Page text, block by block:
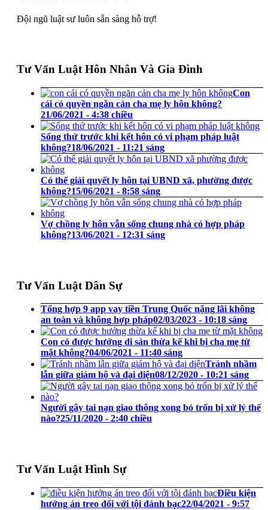
Đội ngũ luật sư luôn sẵn sàng hỗ trợ!
Tư Vấn Luật Hôn Nhân Và Gia Đình
Con
cái có quyền ngăn cản cha mẹ ly hôn không?
21/06/2021 - 4:38 chiều
Sống thử trước khi kết hôn có vi phạm pháp luật
không?18/06/2021 - 11:21 sáng
Có thể giải quyết ly hôn tại UBND xã, phường được
không?15/06/2021 - 8:58 sáng
Vợ chồng ly hôn vẫn sống chung nhà có hợp pháp
không?13/06/2021 - 12:31 sáng
Tư Vấn Luật Dân Sự
Tổng hợp 9 app vay tiền Trung Quốc nặng lãi không
an toàn và không hợp pháp02/03/2023 - 10:18 sáng
Con có được hưởng di sản thừa kế khi bị cha mẹ từ
mặt không?04/06/2021 - 11:40 sáng
Tránh nhầm
lẫn giữa giám hộ và đại diện08/12/2020 - 10:21 sáng
Người gây tai nạn giao thông xong bỏ trốn bị xử lý thế
nào?25/11/2020 - 2:40 chiều
Tư Vấn Luật Hình Sự
Điều kiện
hưởng án treo đối với tội đánh bạc22/04/2021 - 9:57